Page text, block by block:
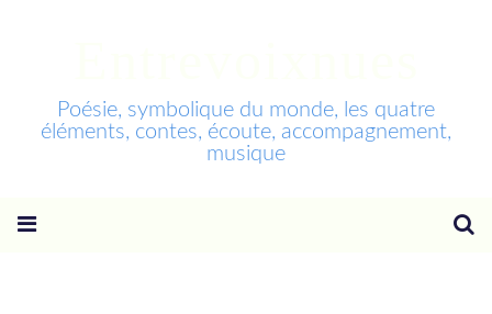
Poésie, symbolique du monde, les quatre
éléments, contes, écoute, accompagnement,
musique